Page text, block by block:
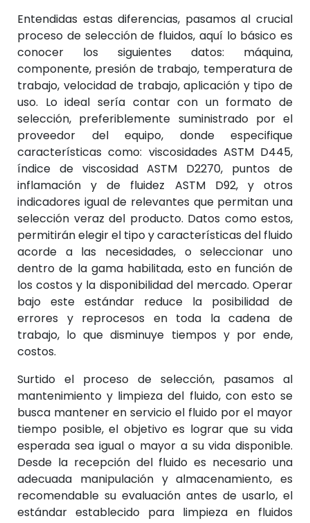
Entendidas estas diferencias, pasamos al crucial
proceso de selección de fluidos, aquí lo básico es
conocer los siguientes datos: máquina,
componente, presión de trabajo, temperatura de
trabajo, velocidad de trabajo, aplicación y tipo de
uso. Lo ideal sería contar con un formato de
selección, preferiblemente suministrado por el
proveedor del equipo, donde especifique
características como: viscosidades ASTM D445,
índice de viscosidad ASTM D2270, puntos de
inflamación y de fluidez ASTM D92, y otros
indicadores igual de relevantes que permitan una
selección veraz del producto. Datos como estos,
permitirán elegir el tipo y características del fluido
acorde a las necesidades, o seleccionar uno
dentro de la gama habilitada, esto en función de
los costos y la disponibilidad del mercado. Operar
bajo este estándar reduce la posibilidad de
errores y reprocesos en toda la cadena de
trabajo, lo que disminuye tiempos y por ende,
costos.
Surtido el proceso de selección, pasamos al
mantenimiento y limpieza del fluido, con esto se
busca mantener en servicio el fluido por el mayor
tiempo posible, el objetivo es lograr que su vida
esperada sea igual o mayor a su vida disponible.
Desde la recepción del fluido es necesario una
adecuada manipulación y almacenamiento, es
recomendable su evaluación antes de usarlo, el
estándar establecido para limpieza en fluidos